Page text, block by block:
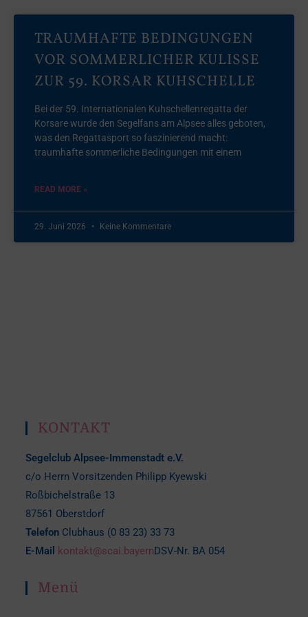
TRAUMHAFTE BEDINGUNGEN
VOR SOMMERLICHER KULISSE
ZUR 59. KORSAR KUHSCHELLE
Bei der 59. Internationalen Kuhschellenregatta der
Korsare wurde den Segelfans am Alpsee alles geboten,
was den Regattasport so faszinierend macht:
traumhafte sommerliche Bedingungen mit einem
READ MORE »
29. Juni 2026 Keine Kommentare
KONTAKT
Segelclub Alpsee-Immenstadt e.V.
c/o Herrn Vorsitzenden Philipp Kyewski
Roßbichelstraße 13
87561 Oberstdorf
Telefon Clubhaus (0 83 23) 33 73
E-Mail
kontakt@scai.bayernDSV-Nr. BA 054
Menü